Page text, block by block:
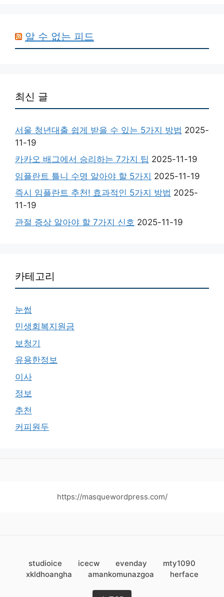
알 수 없는 피드
최신 글
서울 청년대출 쉽게 받을 수 있는 5가지 방법 2025-
11-19
카카오 배그에서 승리하는 7가지 팁 2025-11-19
임플란트 틀니 수명 알아야 할 5가지 2025-11-19
즉시 임플란트 추천! 효과적인 5가지 방법 2025-
11-19
관절 증상 알아야 할 7가지 신호 2025-11-19
카테고리
눈썹
민생회복지원금
보청기
유용한정보
이사
정보
추천
커피원두
https://masquewordpress.com/
studioice icecw evenday
mty1090
xkldhoangha
amankomunazgoa herface